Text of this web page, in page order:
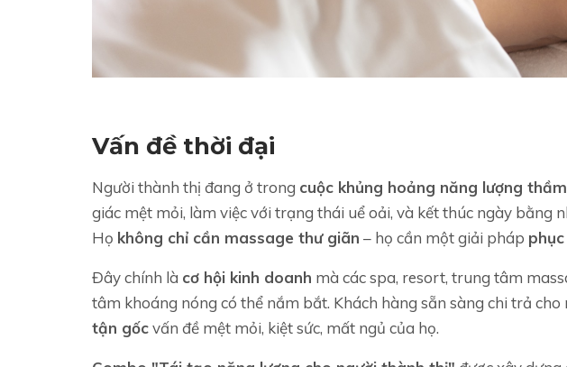
Vấn đề thời đại
Người thành thị đang ở trong cuộc khủng hoảng năng lượng
giác mệt mỏi, làm việc với trạng thái uể oải, và kết thúc ngày bằng
Họ không chỉ cần massage thư giãn – họ cần một giải pháp
Đây chính là cơ hội kinh doanh mà các spa, resort, trung tâm
tâm khoáng nóng có thể nắm bắt. Khách hàng sẵn sàng chi trả cho
tận gốcvấn đề mệt mỏi, kiệt sức, mất ngủ của họ.